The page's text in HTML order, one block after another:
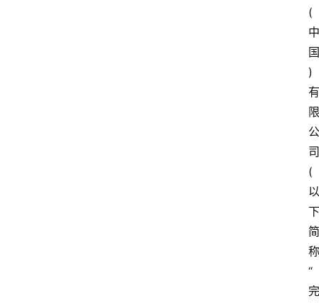
(
中
国
)
有
限
公
司
(
以
下
简
称
“
完